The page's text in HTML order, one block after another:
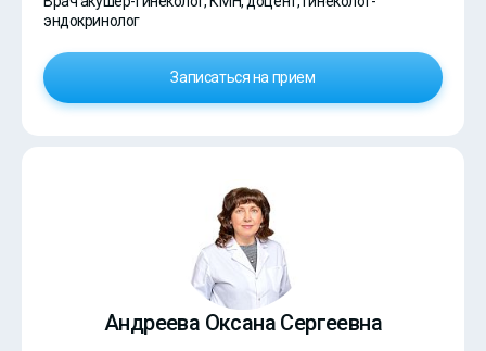
эндокринолог
Записаться на прием
Андреева Оксана Сергеевна